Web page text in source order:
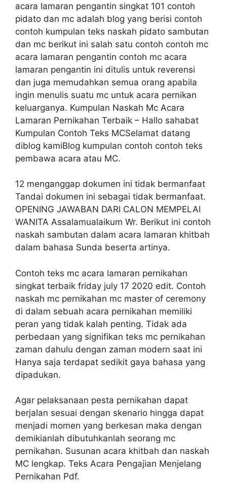
acara lamaran pengantin singkat 101 contoh
pidato dan mc adalah blog yang berisi contoh
contoh kumpulan teks naskah pidato sambutan
dan mc berikut ini salah satu contoh contoh mc
acara lamaran pengantin contoh mc acara
lamaran pengantin ini ditulis untuk reverensi
dan juga memudahkan semua orang apabila
ingin menulis suatu mc untuk acara pernikan
keluarganya. Kumpulan Naskah Mc Acara
Lamaran Pernikahan Terbaik – Hallo sahabat
Kumpulan Contoh Teks MCSelamat datang
diblog kamiBlog kumpulan contoh contoh teks
pembawa acara atau MC.
12 menganggap dokumen ini tidak bermanfaat
Tandai dokumen ini sebagai tidak bermanfaat.
OPENING JAWABAN DARI CALON MEMPELAI
WANITA Assalamualaikum Wr. Berikut ini contoh
naskah sambutan dalam acara lamaran khitbah
dalam bahasa Sunda beserta artinya.
Contoh teks mc acara lamaran pernikahan
singkat terbaik friday july 17 2020 edit. Contoh
naskah mc pernikahan mc master of ceremony
di dalam sebuah acara pernikahan memiliki
peran yang tidak kalah penting. Tidak ada
perbedaan yang signifikan teks mc pernikahan
zaman dahulu dengan zaman modern saat ini
Hanya saja terdapat sedikit gaya bahasa yang
dipadukan.
Agar pelaksanaan pesta pernikahan dapat
berjalan sesuai dengan skenario hingga dapat
menjadi momen yang berkesan maka dengan
demikianlah dibutuhkanlah seorang mc
pernikahan. Susunan acara khitbah dan naskah
MC lengkap. Teks Acara Pengajian Menjelang
Pernikahan Pdf.